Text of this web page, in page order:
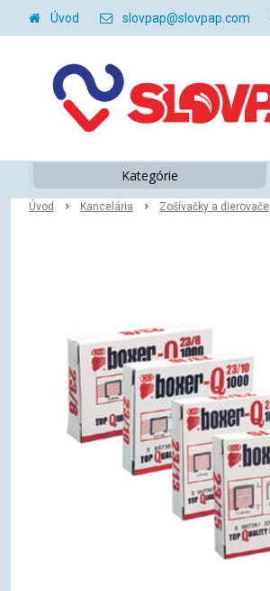
Úvod slovpap@slovpap.com
Úvod Kancelária Zošívačky a dierovače
Kategórie